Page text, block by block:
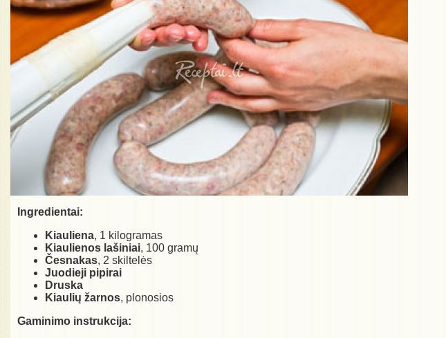
Ingredientai:
Kiauliena, 1 kilogramas
Kiaulienos lašiniai, 100 gramų
Česnakas, 2 skiltelės
Juodieji pipirai
Druska
Kiaulių žarnos, plonosios
Gaminimo instrukcija: